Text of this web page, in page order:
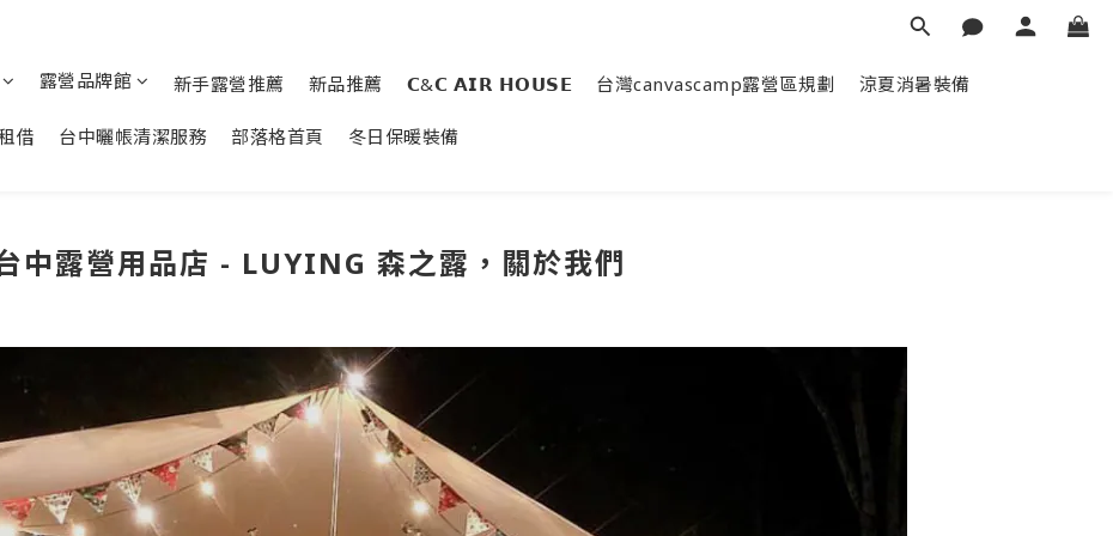
露營品牌館 新手露營推薦 新品推薦 𝗖&𝗖 𝗔𝗜𝗥 𝗛𝗢𝗨𝗦𝗘 台灣canvascamp露營區規劃 涼夏消暑裝備
借 台中曬帳清潔服務 部落格首頁 冬日保暖裝備
中露營用品店 - LUYING 森之露，關於我們